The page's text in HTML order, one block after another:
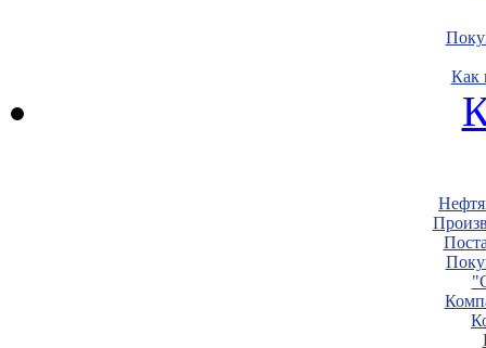
Как